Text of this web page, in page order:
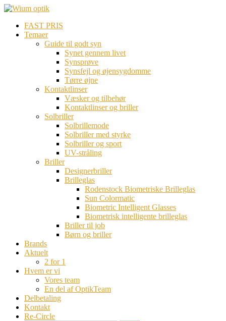
FAST PRIS
Temaer
Guide til godt syn
Synet gennem livet
Synsprøve
Synsfejl og øjensygdomme
Tørre øjne
Kontaktlinser
Væsker og tilbehør
Kontaktlinser og briller
Solbriller
Solbrillemode
Solbriller med styrke
Solbriller og sport
UV-stråling
Briller
Designerbriller
Brilleglas
Rodenstock Biometriske Brilleglas
Sun Colormatic
Biometric Intelligent Glasses
Biometrisk intelligente brilleglas
Briller til job
Børn og briller
Brands
Aktuelt
2 for 1
Hvem er vi
Vores team
En del af OptikTeam
Delbetaling
Kontakt
Re-Circle